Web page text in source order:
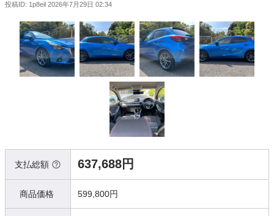
投稿ID: 1p8eil 2026年7月29日 02:34
支払総額 637,688円
商品価格 599,800円